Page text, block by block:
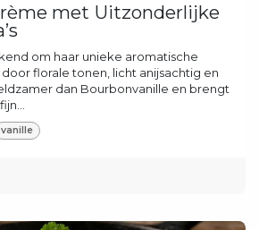
met Uitzonderlijke
om haar unieke aromatische
florale tonen, licht anijsachtig en
dan Bourbonvanille en brengt
vanille